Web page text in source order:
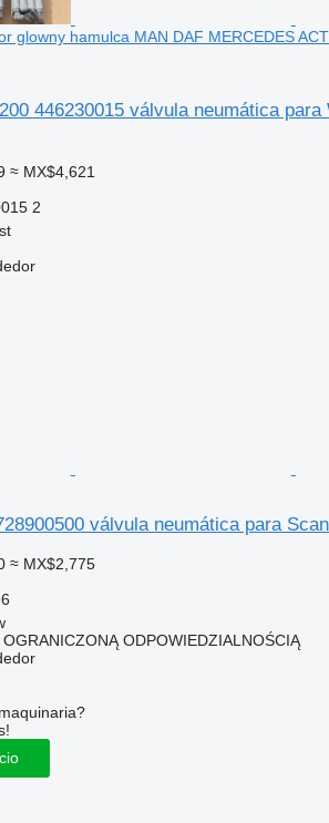
glowny hamulca MAN DAF MERCEDES
446230015 válvula neumática
≈ MX$4,621
2
válvula neumática para
≈ MX$2,775
ODPOWIEDZIALNOŚCIĄ